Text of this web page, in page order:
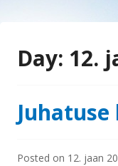
Day: 12.
Posted on 12. jaan